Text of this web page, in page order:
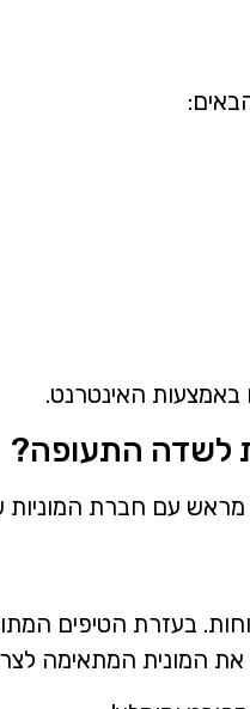
באמצעות האינטרנט.
לשדה התעופה?
מראש עם חברת
בעזרת הטיפים
המונית המתאימה